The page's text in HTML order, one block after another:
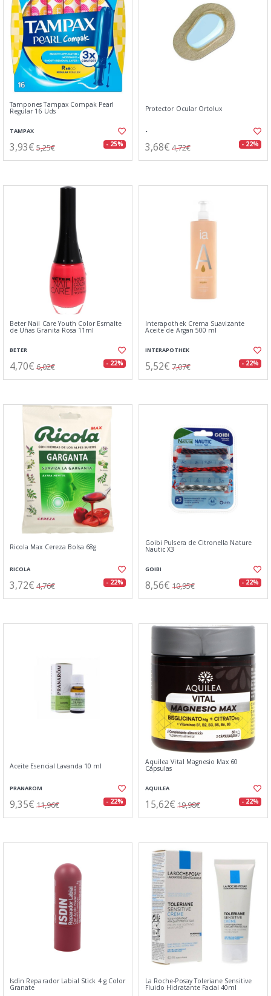
Tampones Tampax Compak Pearl
Regular 16 Uds
TAMPAX
3,93€ 5,25€ - 25%
Protector Ocular Ortolux
-
3,68€ 4,72€ - 22%
Beter Nail Care Youth Color Esmalte
de Uñas Granita Rosa 11ml
BETER
4,70€ 6,02€ - 22%
Interapothek Crema Suavizante
Aceite de Argan 500 ml
INTERAPOTHEK
5,52€ 7,07€ - 22%
Ricola Max Cereza Bolsa 68g
RICOLA
3,72€ 4,76€ - 22%
Goibi Pulsera de Citronella Nature
Nautic X3
GOIBI
8,56€ 10,95€ - 22%
Aceite Esencial Lavanda 10 ml
PRANAROM
9,35€ 11,96€ - 22%
Aquilea Vital Magnesio Max 60
Cápsulas
AQUILEA
15,62€ 19,98€ - 22%
Isdin Reparador Labial Stick 4 g Color
Granate
La Roche-Posay Toleriane Sensitive
Fluido Hidratante Facial 40ml